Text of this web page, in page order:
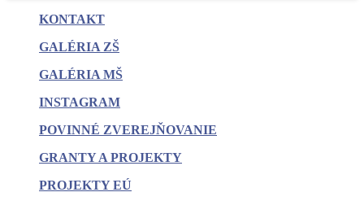
KONTAKT
GALÉRIA ZŠ
GALÉRIA MŠ
INSTAGRAM
POVINNÉ ZVEREJŇOVANIE
GRANTY A PROJEKTY
PROJEKTY EÚ